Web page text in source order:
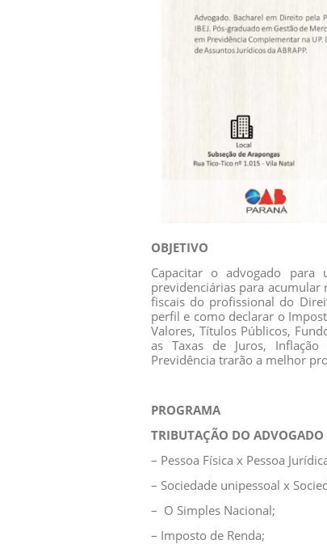
OBJETIVO
Capacitar o advogado para
previdenciárias para acumular
fiscais do profissional do
perfil e como declarar o
Valores, Títulos Públicos,
as Taxas de Juros,
Previdência trarão a melhor
PROGRAMA
TRIBUTAÇÃO DO ADVOGADO
– Pessoa Física x Pessoa
– Sociedade unipessoal x
– O Simples Nacional;
– Imposto de Renda;